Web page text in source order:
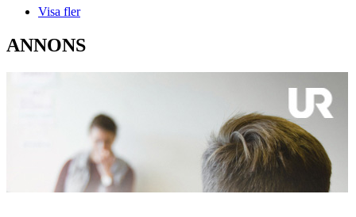
Visa fler
ANNONS